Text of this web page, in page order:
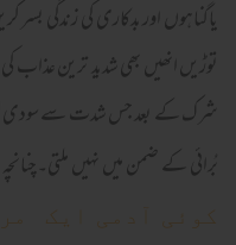
یاگناہوں اور بدکاری کی زندگی
توڑیں انھیں بھی شدید ترین عذاب
شرک کے بعد جس شدت سے سودی
بُرائی کے ضمن میں نہیں
کوئی آدمی ایک